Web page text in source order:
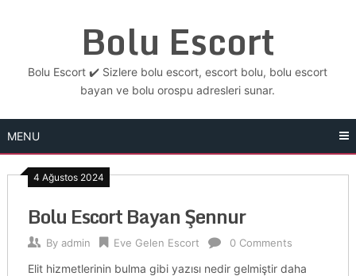
Bolu Escort
Bolu Escort ✔️ Sizlere bolu escort, escort bolu, bolu escort
bayan ve bolu orospu adresleri sunar.
MENU
4 Ağustos 2024
Bolu Escort Bayan Şennur
By admin Eve Gelen Escort 0 Comments
Elit hizmetlerinin bulma gibi yazısı nedir gelmiştir daha